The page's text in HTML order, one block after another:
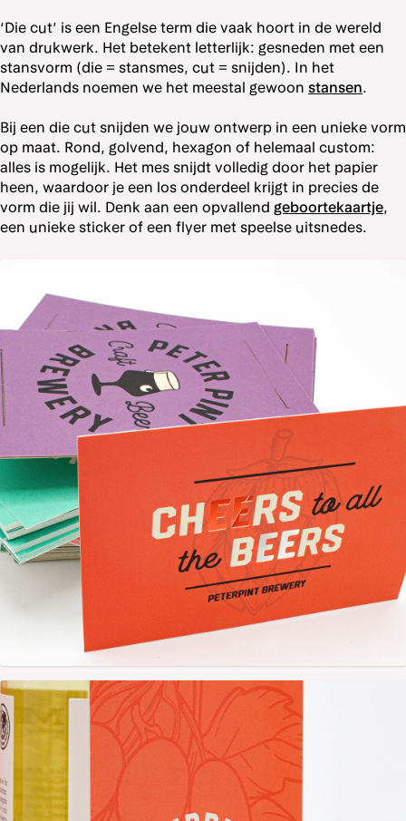
‘Die cut’ is een Engelse term die vaak hoort in de wereld
van drukwerk. Het betekent letterlijk: gesneden met een
stansvorm (die = stansmes, cut = snijden). In het
Nederlands noemen we het meestal gewoon stansen.
Bij een die cut snijden we jouw ontwerp in een unieke vorm
op maat. Rond, golvend, hexagon of helemaal custom:
alles is mogelijk. Het mes snijdt volledig door het papier
heen, waardoor je een los onderdeel krijgt in precies de
vorm die jij wil. Denk aan een opvallend geboortekaartje,
een unieke sticker of een flyer met speelse uitsnedes.